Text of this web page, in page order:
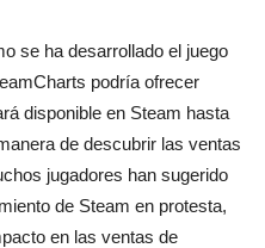
se ha desarrollado el juego
podría ofrecer
disponible en Steam hasta
de descubrir las ventas
jugadores han sugerido
de Steam en protesta,
en las ventas de